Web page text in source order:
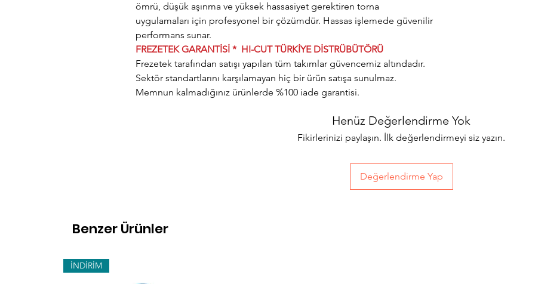
ömrü, düşük aşınma ve yüksek hassasiyet gerektiren torna
uygulamaları için profesyonel bir çözümdür. Hassas işlemede güvenilir
performans sunar.
FREZETEK GARANTİSİ * HI-CUT TÜRKİYE DİSTRÜBÜTÖRÜ
Frezetek tarafından satışı yapılan tüm takımlar güvencemiz altındadır.
Sektör standartlarını karşılamayan hiç bir ürün satışa sunulmaz.
Memnun kalmadığınız ürünlerde %100 iade garantisi.
Henüz Değerlendirme Yok
Fikirlerinizi paylaşın. İlk değerlendirmeyi siz yazın.
Değerlendirme Yap
Benzer Ürünler
İNDİRİM